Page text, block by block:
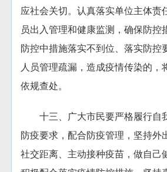
应社会关切。认真落实单位主体责
员出入管理和健康监测，确保防控
防控中措施落实不到位、落实防控
人员管理疏漏，造成疫情传染的，
依规查处。
十三、广大市民要严格履行自
防疫要求，配合防疫管理，坚持外
社交距离、主动接种疫苗，做自己